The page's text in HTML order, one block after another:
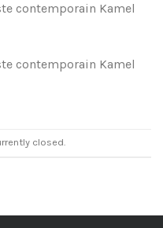
contemporain Kamel
contemporain Kamel
closed.